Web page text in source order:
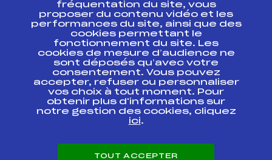
Ressources
Pass’Neige
Projet sportif fédéral
Projet de performance fédéral
Antidopage
Pôle Développement, Formation, Suivi
Scientifique
Listes ministérielles
Pôle vie de l’athlète
Enseignement professionnel
fréquentation du site, vous
proposer du contenu vidéo et les
performances du site, ainsi que des
cookies permettant le
fonctionnement du site. Les
cookies de mesure d’audience ne
sont déposés qu’avec votre
consentement. Vous pouvez
accepter, refuser ou personnaliser
vos choix à tout moment. Pour
obtenir plus d'informations sur
notre gestion des cookies, cliquez
ici.
TOUT ACCEPTER